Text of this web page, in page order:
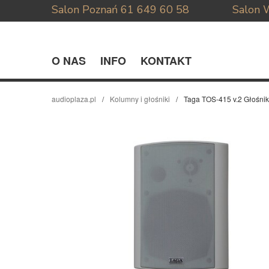
Salon Poznań 61 649 60 58 Salon
O NAS INFO KONTAKT
audioplaza.pl Kolumny i głośniki Taga TOS-415 v.2